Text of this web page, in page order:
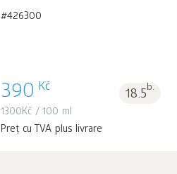
#426300
390 Kč 18.5b.
1300Kč / 100 ml
Preț cu TVA plus livrare